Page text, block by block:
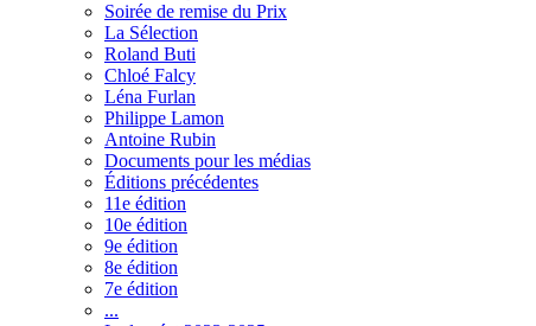
Soirée de remise du Prix
La Sélection
Roland Buti
Chloé Falcy
Léna Furlan
Philippe Lamon
Antoine Rubin
Documents pour les médias
Éditions précédentes
11e édition
10e édition
9e édition
8e édition
7e édition
...